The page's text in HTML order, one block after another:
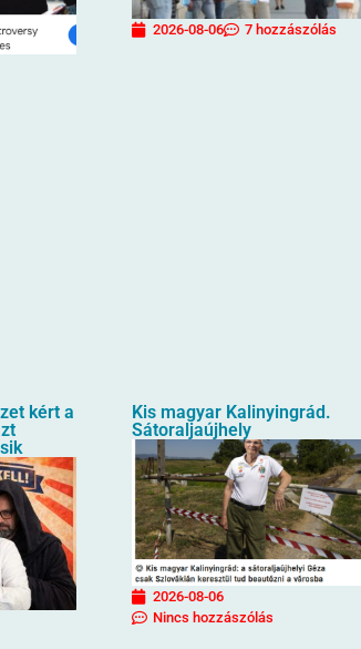
2026-08-06 7 hozzászólás
kért a
Kis magyar Kalinyingrád.
Sátoraljaújhely
2026-08-06
Nincs hozzászólás